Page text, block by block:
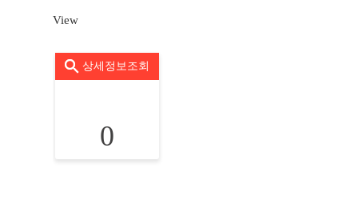
View
상세정보조회
0